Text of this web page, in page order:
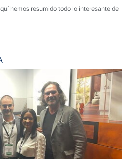
hemos resumido todo lo interesante de